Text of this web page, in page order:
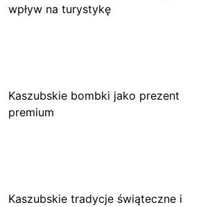
wpływ na turystykę
Kaszubskie bombki jako prezent
premium
Kaszubskie tradycje świąteczne i